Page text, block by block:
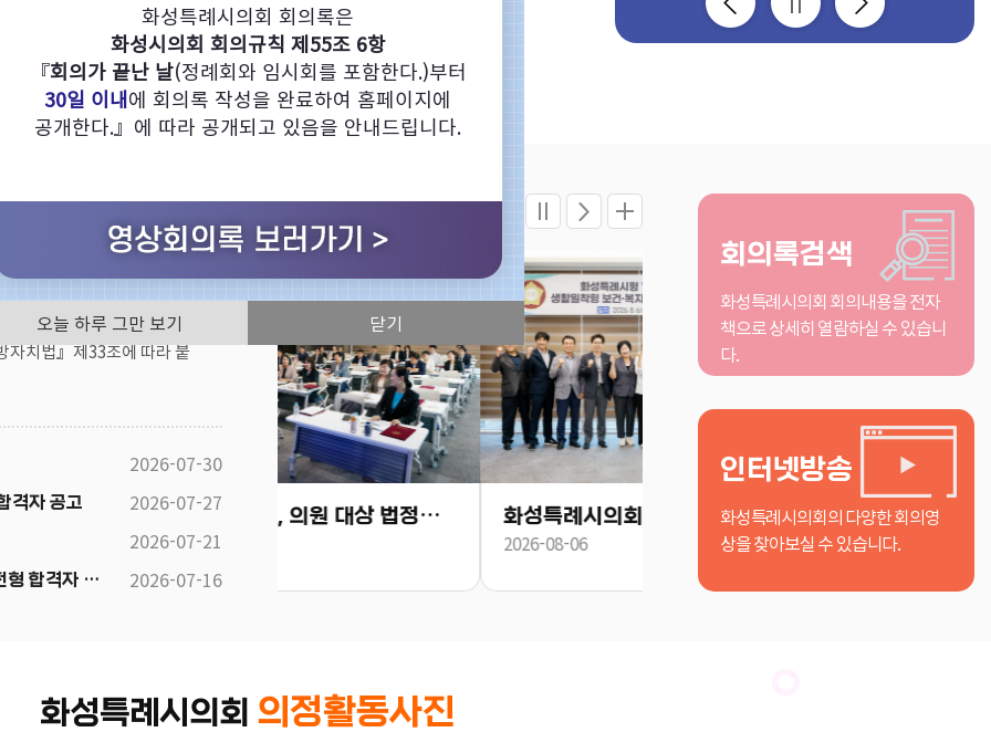
자치법』제33조에 따라 붙
2026-07-30
격자 공고
2026-07-27
2026-07-21
2026년 제5회 화성시의회 지방임기제공무원 채용시험 서류전형 합격자 발표 및 면접시험 공고문 2026-07-16
보도자료
화성특례시의회, 의원 대상 법정의무교육 실시 “청렴·인권·폭력 예방교육으로 책임 있는 의정활동 다짐”
화성특례시의회, 의원연구단체 보건복지 표준화·복합리조트 유치 연구용역 착수
2026-08-05
회의록검색
화성특례시의회 회의내용을 전자
책으로 상세히 열람하실 수 있습니
다.
인터넷방송
화성특례시의회의 다양한 회의영
상을 찾아보실 수 있습니다.
화성특례시의회 의정활동사진
화성특례시의회 회의록은
화성시의회 회의규칙 제55조 6항
『회의가 끝난 날(정례회와 임시회를 포함한다.)부터
30일 이내에 회의록 작성을 완료하여 홈페이지에
공개한다.』에 따라 공개되고 있음을 안내드립니다.
오늘 하루 그만 보기 닫기